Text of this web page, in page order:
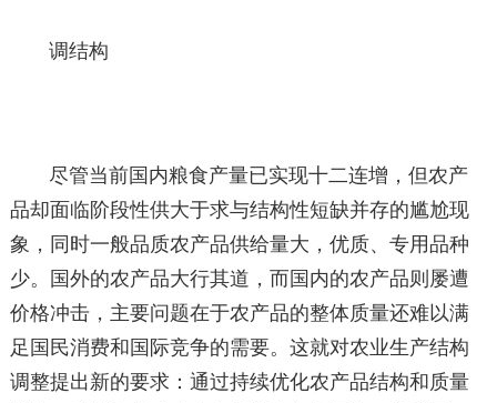
调结构
尽管当前国内粮食产量已实现十二连增，但农产
品却面临阶段性供大于求与结构性短缺并存的尴尬现
象，同时一般品质农产品供给量大，优质、专用品种
少。国外的农产品大行其道，而国内的农产品则屡遭
价格冲击，主要问题在于农产品的整体质量还难以满
足国民消费和国际竞争的需要。这就对农业生产结构
调整提出新的要求：通过持续优化农产品结构和质量